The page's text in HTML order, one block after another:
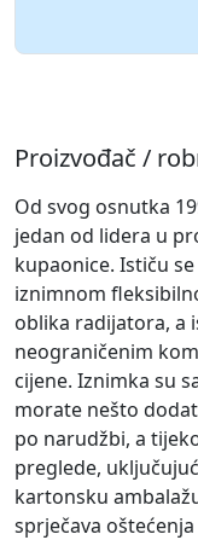
Proizvođač /
Od svog osnutka
jedan od lidera u
kupaonice. Ističu
iznimnom
oblika radijatora, a
neograničenim
cijene. Iznimka su
morate nešto
po narudžbi, a
preglede,
kartonsku
sprječava